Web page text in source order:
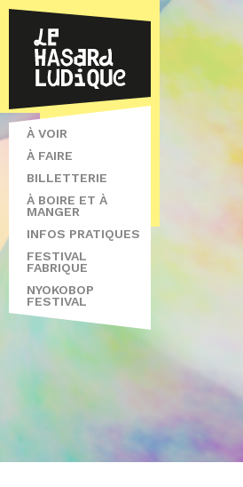
À VOIR
À FAIRE
BILLETTERIE
À BOIRE ET À
MANGER
INFOS PRATIQUES
FESTIVAL
FABRIQUE
NYOKOBOP
FESTIVAL